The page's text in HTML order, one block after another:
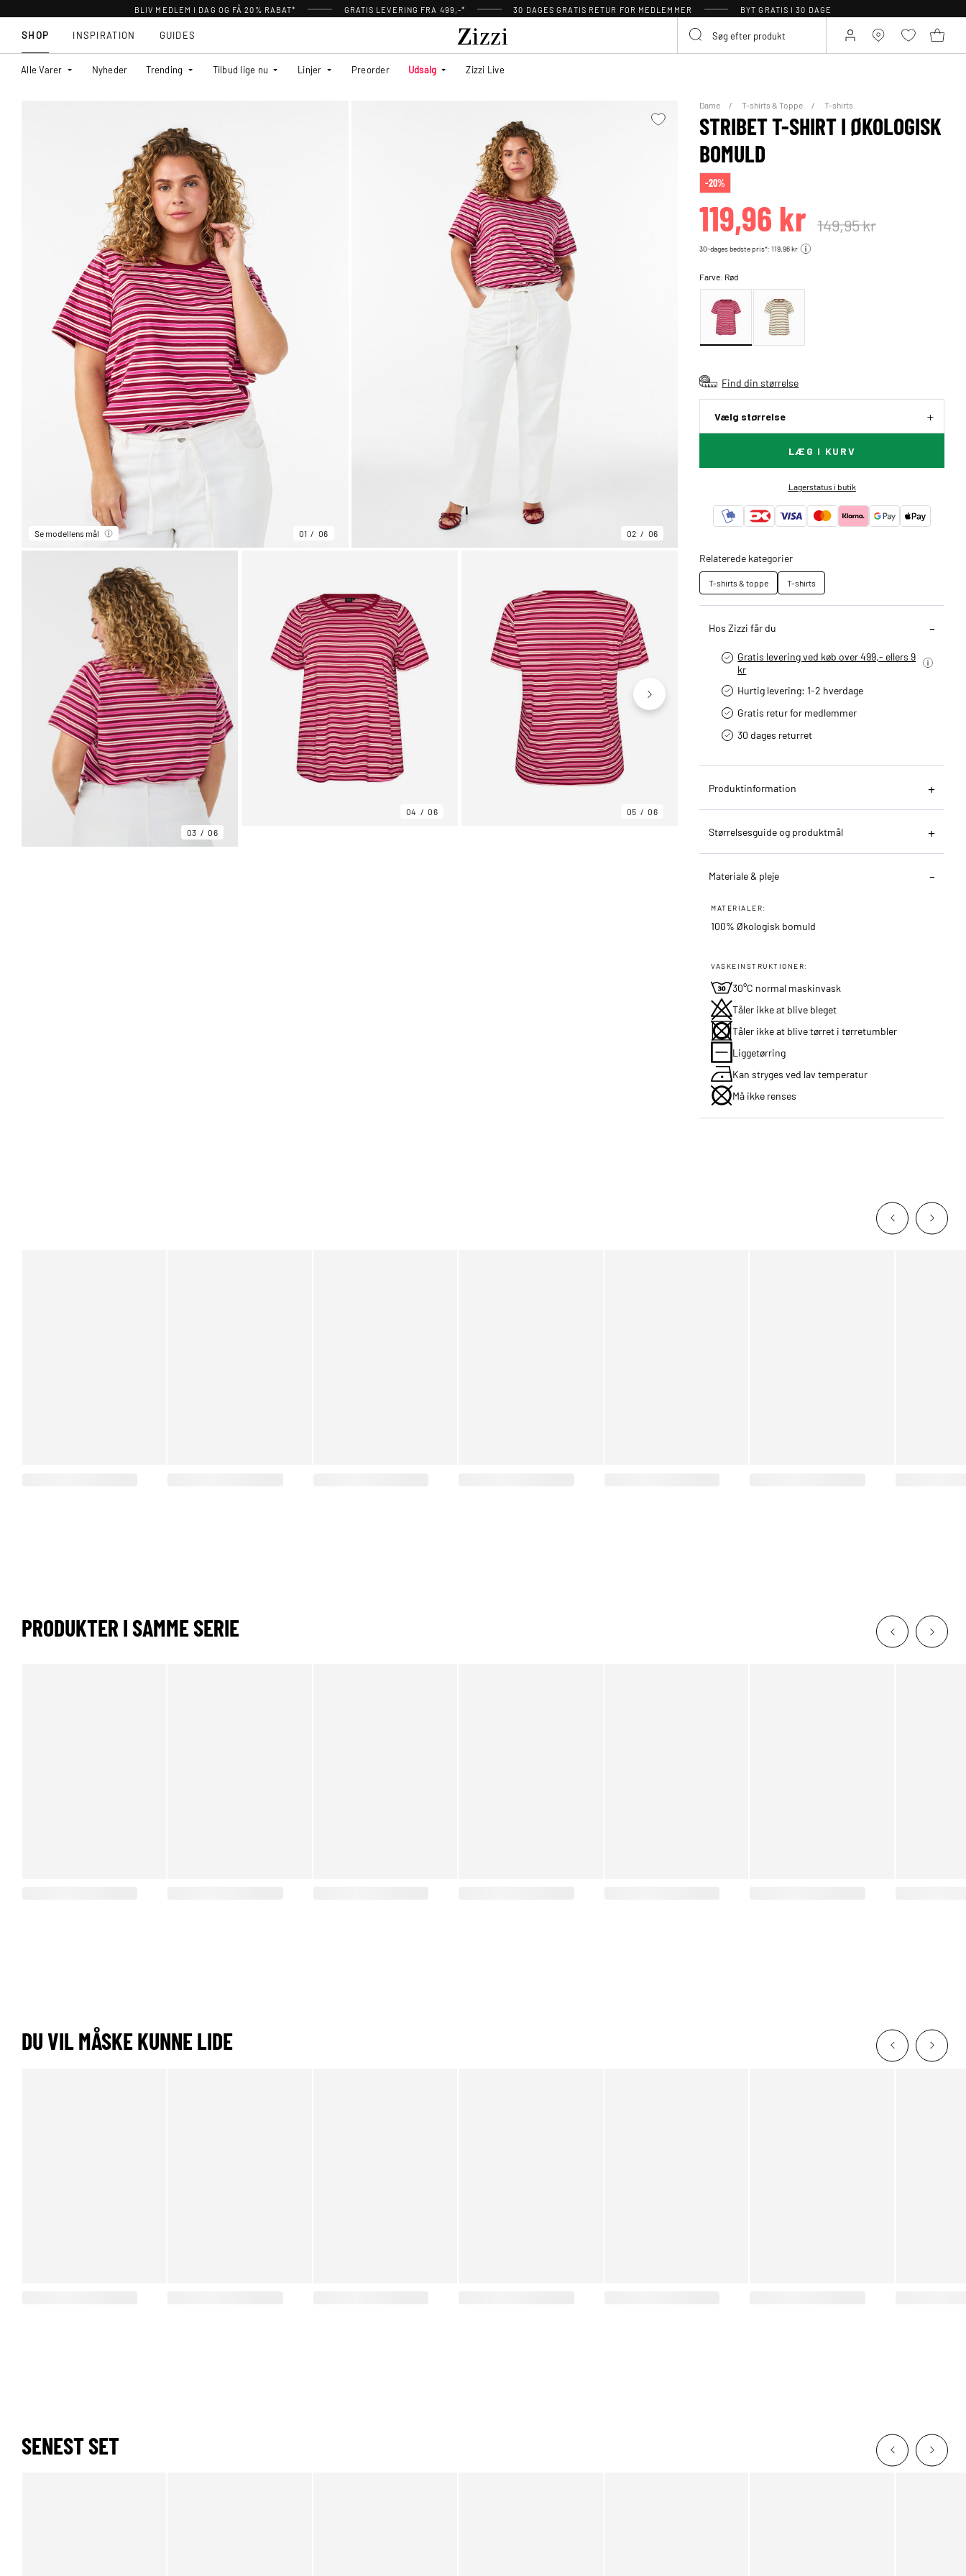
BLIV MEDLEM I DAG OG FÅ 20% RABAT* GRATIS LEVERING FRA 499,-* 30 DAGES GRATIS RETUR FOR MEDLEMMER BYT GRATIS I 30 DAGE
SHOP
Alle Varer Nyheder Trending Tilbud lige nu Linjer Preorder Udsalg Zizzi Live
INSPIRATION GUIDES
Se modellens mål 01 06 02 06
03 06
04 06 05 06 06 06
Dame T-shirts & Toppe T-shirts
STRIBET T-SHIRT I ØKOLOGISK
BOMULD
-20%
119,96 kr 149,95 kr
30-dages bedste pris*: 119,96 kr
Farve: Rød
Find din størrelse
Vælg størrelse
LÆG I KURV
Lagerstatus i butik
Relaterede kategorier
T-shirts & toppe T-shirts
Hos Zizzi får du
Gratis levering ved køb over 499,- ellers 9
kr
Hurtig levering­: 1-2 hverdage
Gratis retur for medlemmer
30 dages returret
Produktinformation
Størrelsesguide og produktmål
Materiale & pleje
MATERIALER:
100% Økologisk bomuld
VASKEINSTRUKTIONER:
30°C normal maskinvask
Tåler ikke at blive bleget
Tåler ikke at blive tørret i tørretumbler
Liggetørring
Kan stryges ved lav temperatur
Må ikke renses
PRODUKTER I SAMME SERIE
DU VIL MÅSKE KUNNE LIDE
SENEST SET